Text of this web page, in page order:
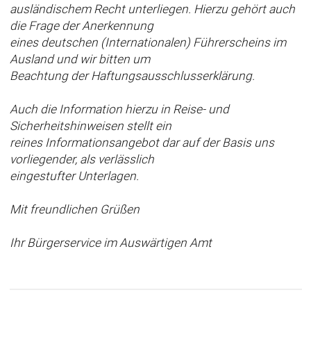
ausländischem Recht unterliegen. Hierzu gehört auch
die Frage der Anerkennung
eines deutschen (Internationalen) Führerscheins im
Ausland und wir bitten um
Beachtung der Haftungsausschlusserklärung.
Auch die Information hierzu in Reise- und
Sicherheitshinweisen stellt ein
reines Informationsangebot dar auf der Basis uns
vorliegender, als verlässlich
eingestufter Unterlagen.
Mit freundlichen Grüßen
Ihr Bürgerservice im Auswärtigen Amt